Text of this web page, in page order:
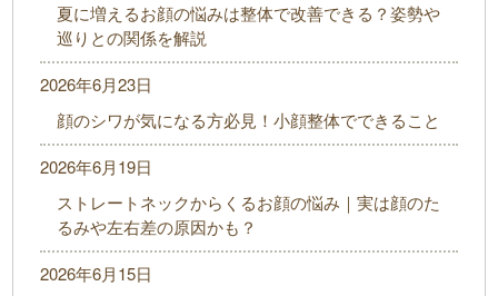
夏に増えるお顔の悩みは整体で改善できる？姿勢や
巡りとの関係を解説
顔のシワが気になる方必見！小顔整体でできること
2026年6月23日
ストレートネックからくるお顔の悩み｜実は顔のた
るみや左右差の原因かも？
2026年6月19日
2026年6月15日